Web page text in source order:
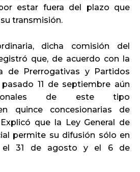
estar fuera del plazo que
transmisión.
dicha comisión del
que, de acuerdo con la
de Prerrogativas y Partidos
11 de septiembre aún
de este tipo
quince concesionarias de
que la Ley General de
permite su difusión sólo en
el 31 de agosto y el 6 de